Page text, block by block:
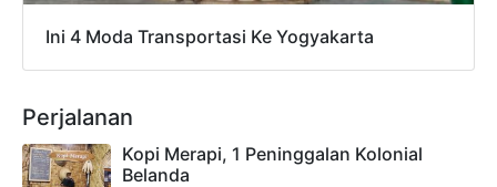
Ini 4 Moda Transportasi Ke Yogyakarta
Perjalanan
Kopi Merapi, 1 Peninggalan Kolonial
Belanda